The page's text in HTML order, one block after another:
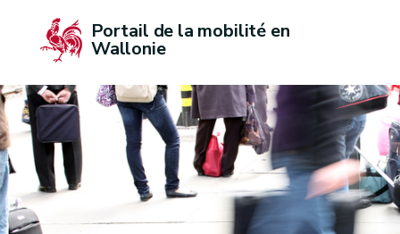
Portail de la mobilité en
Wallonie